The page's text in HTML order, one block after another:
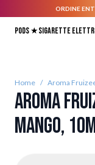
ORDINE
Pods ★Sigarette
Home / Aroma
Aroma
Mango,